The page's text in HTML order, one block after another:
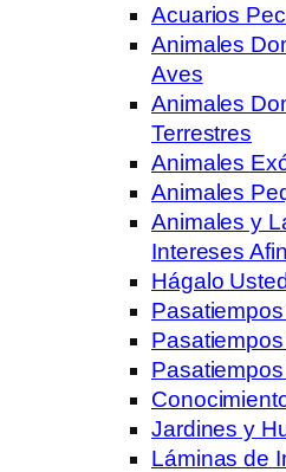
Acuarios
Animales
Aves
Animales
Terrestres
Animales
Animales
Animales y
Intereses
Hágalo
Jardines y
Láminas de